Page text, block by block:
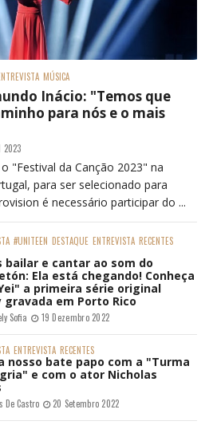
MÚSICA
Inácio: "Temos que
para nós e o mais
2023
"Festival da Canção 2023" na
para ser selecionado para
é necessário participar do ...
#UNITEEN DESTAQUE ENTREVISTA RECENTES
bailar e cantar ao som do
Ela está chegando! Conheça
a primeira série original
gravada em Porto Rico
Sofia 19 Dezembro 2022
ENTREVISTA RECENTES
nosso bate papo com a "Turma
e com o ator Nicholas
De Castro 20 Setembro 2022